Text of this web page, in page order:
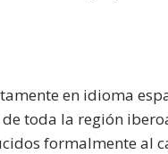
en idioma
toda la región
formalmente al